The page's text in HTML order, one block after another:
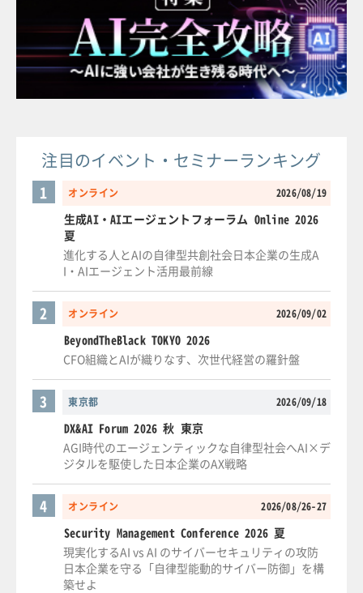
注目のイベント・セミナーランキング
オンライン 2026/08/19
1
生成AI・AIエージェントフォーラム Online 2026
夏
進化する人とAIの自律型共創社会日本企業の生成A
I・AIエージェント活用最前線
オンライン 2026/09/02
2
BeyondTheBlack TOKYO 2026
CFO組織とAIが織りなす、次世代経営の羅針盤
東京都 2026/09/18
3
DX&AI Forum 2026 秋 東京
AGI時代のエージェンティックな自律型社会へAI×デ
ジタルを駆使した日本企業のAX戦略
オンライン 2026/08/26-27
4
Security Management Conference 2026 夏
現実化するAI vs AI のサイバーセキュリティの攻防
日本企業を守る「自律型能動的サイバー防御」を構
築せよ